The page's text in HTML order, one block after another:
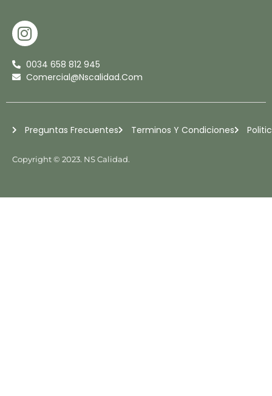
I
N
S
T
G
R
A
M
0034 658 812 945
Comercial@nscalidad.com
Copyright © 2023. NS Calidad.
Preguntas Frecuentes Terminos Y Condiciones